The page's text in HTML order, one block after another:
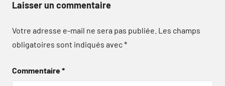
Laisser un commentaire
Votre adresse e-mail ne sera pas publiée. Les champs
obligatoires sont indiqués avec*
Commentaire*